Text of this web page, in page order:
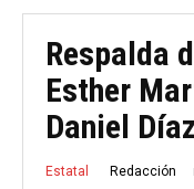
Respalda
Esther
Daniel
Estatal Redacción